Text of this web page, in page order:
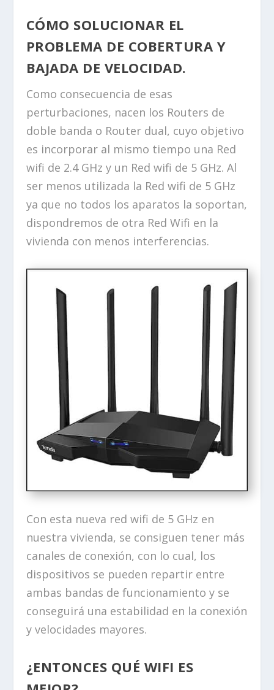
CÓMO SOLUCIONAR EL
PROBLEMA DE COBERTURA Y
BAJADA DE VELOCIDAD.
Como consecuencia de esas
perturbaciones, nacen los Routers de
doble banda o Router dual, cuyo objetivo
es incorporar al mismo tiempo una Red
wifi de 2.4 GHz y un Red wifi de 5 GHz. Al
ser menos utilizada la Red wifi de 5 GHz
ya que no todos los aparatos la soportan,
dispondremos de otra Red Wifi en la
vivienda con menos interferencias.
Con esta nueva red wifi de 5 GHz en
nuestra vivienda, se consiguen tener más
canales de conexión, con lo cual, los
dispositivos se pueden repartir entre
ambas bandas de funcionamiento y se
conseguirá una estabilidad en la conexión
y velocidades mayores.
¿ENTONCES QUÉ WIFI ES